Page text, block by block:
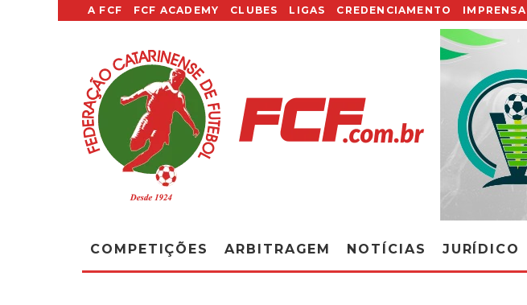
A FCF FCF ACADEMY CLUBES LIGAS CREDENCIAMENTO IMPRENSA
COMPETIÇÕES ARBITRAGEM NOTÍCIAS JURÍDICO